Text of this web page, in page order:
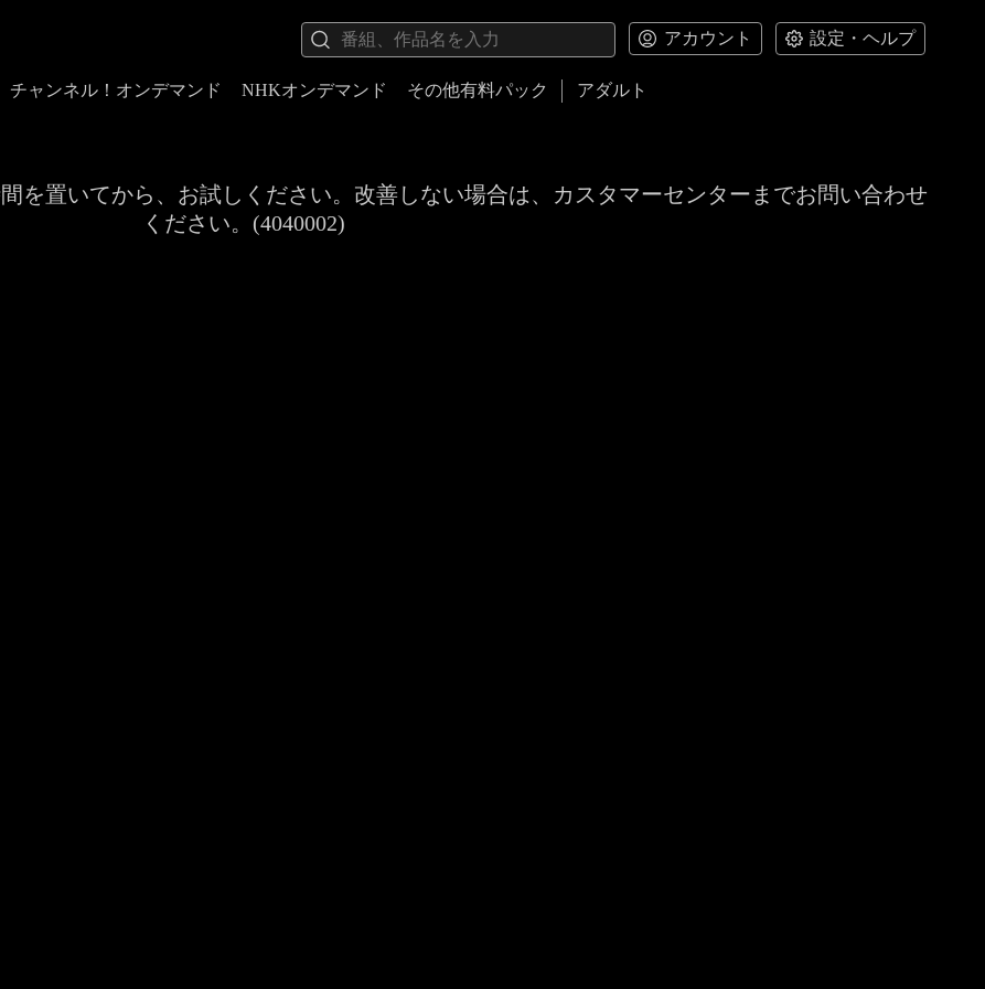
アカウント 設定・ヘルプ
チャンネル！オンデマンド NHKオンデマンド その他有料パック アダルト
を置いてから、お試しください。改善しない場合は、カスタマーセンターまでお問い合わせ
ください。(4040002)